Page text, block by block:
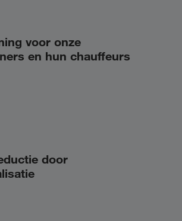
voor onze
en hun chauffeurs
door